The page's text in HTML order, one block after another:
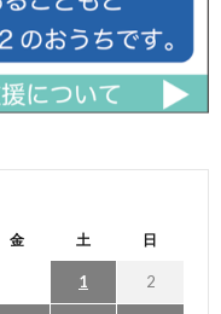
金 土 日
1 2